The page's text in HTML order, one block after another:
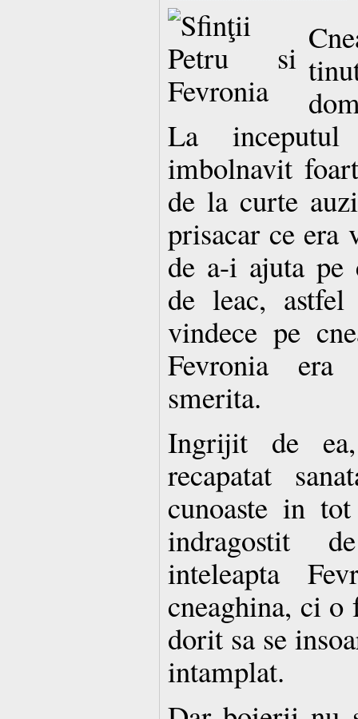
La
imbolnavit
de la curte
prisacar ce era
de a-i ajuta
de leac,
vindece pe
Fevronia
smerita.
Ingrijit de
recapatat
cunoaste in
indragostit
inteleapta
cneaghina, ci o
dorit sa se
intamplat.